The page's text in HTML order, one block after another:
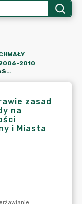
2006-2010
UCHWAŁA NR XX/145/08 W SPRAWIE ZASAD DOTYCZĄCYCH WYRAŻENIA ZGODY NA WYDZIERŻAWIANIE NIERUCHOMOŚCI STANOWIĄCYCH WŁASNOŚĆ GMINY I MIASTA KRAJENKA
zasad
na
i Miasta